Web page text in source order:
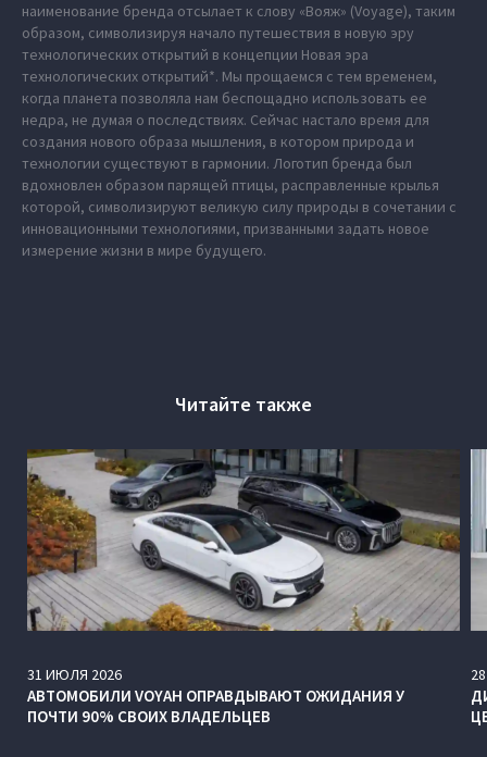
наименование бренда отсылает к слову «Вояж» (Voyage), таким
образом, символизируя начало путешествия в новую эру
технологических открытий в концепции Новая эра
технологических открытий*. Мы прощаемся с тем временем,
когда планета позволяла нам беспощадно использовать ее
недра, не думая о последствиях. Сейчас настало время для
создания нового образа мышления, в котором природа и
технологии существуют в гармонии. Логотип бренда был
вдохновлен образом парящей птицы, расправленные крылья
которой, символизируют великую силу природы в сочетании с
инновационными технологиями, призванными задать новое
измерение жизни в мире будущего.
Читайте также
31 ИЮЛЯ 2026
АВТОМОБИЛИ VOYAH ОПРАВДЫВАЮТ ОЖИДАНИЯ У
ПОЧТИ 90% СВОИХ ВЛАДЕЛЬЦЕВ
28